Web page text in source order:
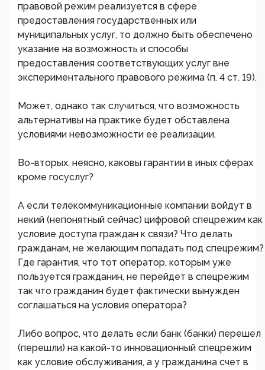
правовой режим реализуется в сфере
предоставления государственных или
муниципальных услуг, то должно быть обеспечено
указание на возможность и способы
предоставления соответствующих услуг вне
экспериментального правового режима (п. 4 ст. 19).
Может, однако так случиться, что возможность
альтернативы на практике будет обставлена
условиями невозможности ее реализации.
Во-вторых, неясно, каковы гарантии в иных сферах
кроме госуслуг?
А если телекоммуникационные компании войдут в
некий (непонятный сейчас) цифровой спецрежим как
условие доступа граждан к связи? Что делать
гражданам, не желающим попадать под спецрежим?
Где гарантия, что тот оператор, которым уже
пользуется гражданин, не перейдет в спецрежим
так что гражданин будет фактически вынужден
соглашаться на условия оператора?
Либо вопрос, что делать если банк (банки) перешел
(перешли) на какой-то инновационный спецрежим
как условие обслуживания, а у гражданина счет в